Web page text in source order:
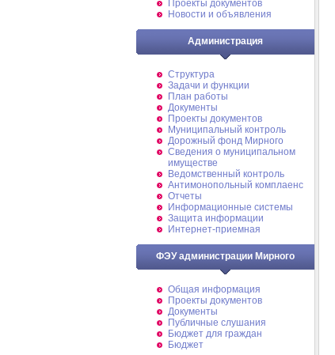
Проекты документов
Новости и объявления
Администрация
Структура
Задачи и функции
План работы
Документы
Проекты документов
Муниципальный контроль
Дорожный фонд Мирного
Cведения о муниципальном
имуществе
Ведомственный контроль
Антимонопольный комплаенс
Отчеты
Информационные системы
Защита информации
Интернет-приемная
ФЭУ администрации Мирного
Общая информация
Проекты документов
Документы
Публичные слушания
Бюджет для граждан
Бюджет